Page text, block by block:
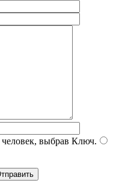
выбрав Ключ.